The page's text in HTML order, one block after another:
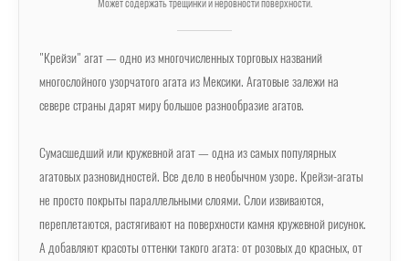
Может содержать трещинки и неровности поверхности.
"Крейзи" агат — одно из многочисленных торговых названий
многослойного узорчатого агата из Мексики. Агатовые залежи на
севере страны дарят миру большое разнообразие агатов.
Сумасшедший или кружевной агат — одна из самых популярных
агатовых разновидностей. Все дело в необычном узоре. Крейзи-агаты
не просто покрыты параллельными слоями. Слои извиваются,
переплетаются, растягивают на поверхности камня кружевной рисунок.
А добавляют красоты оттенки такого агата: от розовых до красных, от